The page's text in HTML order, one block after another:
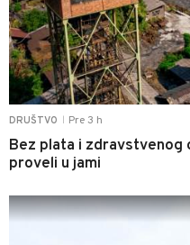
DRUŠTVO Pre 3 h
Bez plata i zdravstvenog
proveli u jami